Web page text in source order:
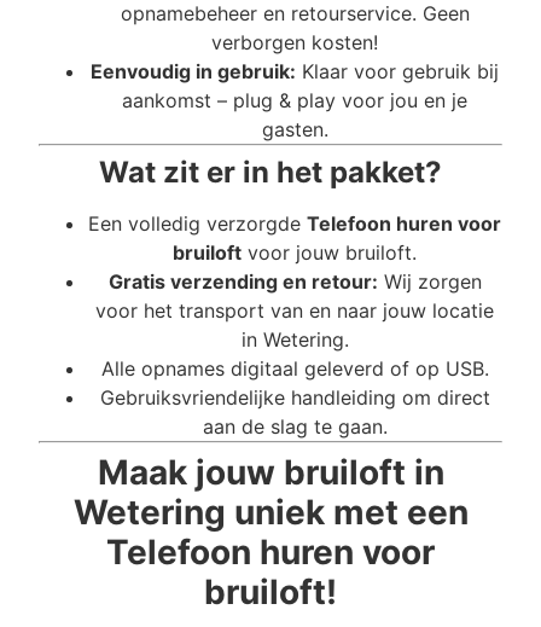
opnamebeheer en retourservice. Geen
verborgen kosten!
Eenvoudig in gebruik: Klaar voor gebruik bij
aankomst – plug & play voor jou en je
gasten.
Wat zit er in het pakket?
Een volledig verzorgde Telefoon huren voor
bruiloft voor jouw bruiloft.
Gratis verzending en retour: Wij zorgen
voor het transport van en naar jouw locatie
in Wetering.
Alle opnames digitaal geleverd of op USB.
Gebruiksvriendelijke handleiding om direct
aan de slag te gaan.
Maak jouw bruiloft in
Wetering uniek met een
Telefoon huren voor
bruiloft!